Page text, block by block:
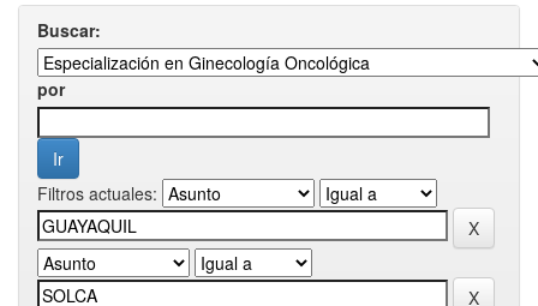
Buscar:
por
Filtros actuales: